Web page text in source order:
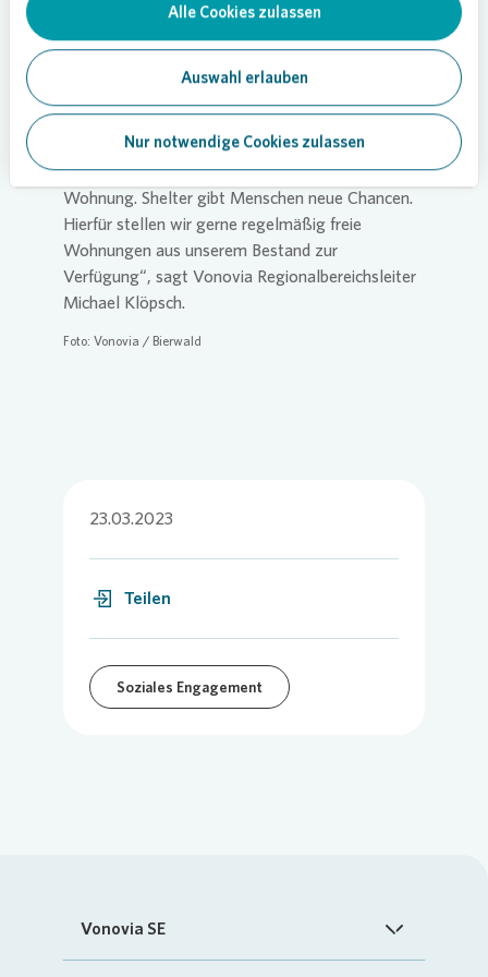
Alle Cookies zulassen
Auswahl erlauben
Nur notwendige Cookies zulassen
„Menschen können aufgrund ganz
unterschiedlicher Schicksalsschläge in die
sozialarbeiterischer Beratung unterstützt das
Projekt Shelter Wohnungssuchende ganz konkret
bei Behördengängen und der Anmietung einer
Wohnung. Shelter gibt Menschen neue Chancen.
Hierfür stellen wir gerne regelmäßig freie
Wohnungen aus unserem Bestand zur
Verfügung“, sagt Vonovia Regionalbereichsleiter
Michael Klöpsch.
Foto: Vonovia / Bierwald
23.03.2023
Teilen
Soziales Engagement
Vonovia SE